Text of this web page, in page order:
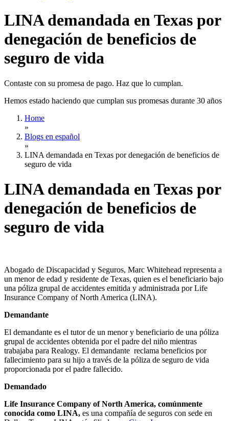
LINA demandada en Texas por
denegación de beneficios de
seguro de vida
Contaste con su promesa de pago. Haz que lo cumplan.
Hemos estado haciendo que cumplan sus promesas durante 30 años
Home
»
Blogs en español
»
LINA demandada en Texas por denegación de beneficios de
seguro de vida
LINA demandada en Texas por
denegación de beneficios de
seguro de vida
Abogado de Discapacidad y Seguros, Marc Whitehead representa a
un menor de edad y residente de Texas, quien es el beneficiario bajo
una póliza grupal de accidentes emitida y administrada por Life
Insurance Company of North America (LINA).
Demandante
El demandante es el tutor de un menor y beneficiario de una póliza
grupal de accidentes obtenida por el padre del niño mientras
trabajaba para Realogy. El demandante reclama beneficios por
fallecimiento para su hijo a través de la póliza de seguro de vida
proporcionada por el padre fallecido.
Demandado
Life Insurance Company of North America, comúnmente
conocida como LINA, es una compañía de seguros con sede en